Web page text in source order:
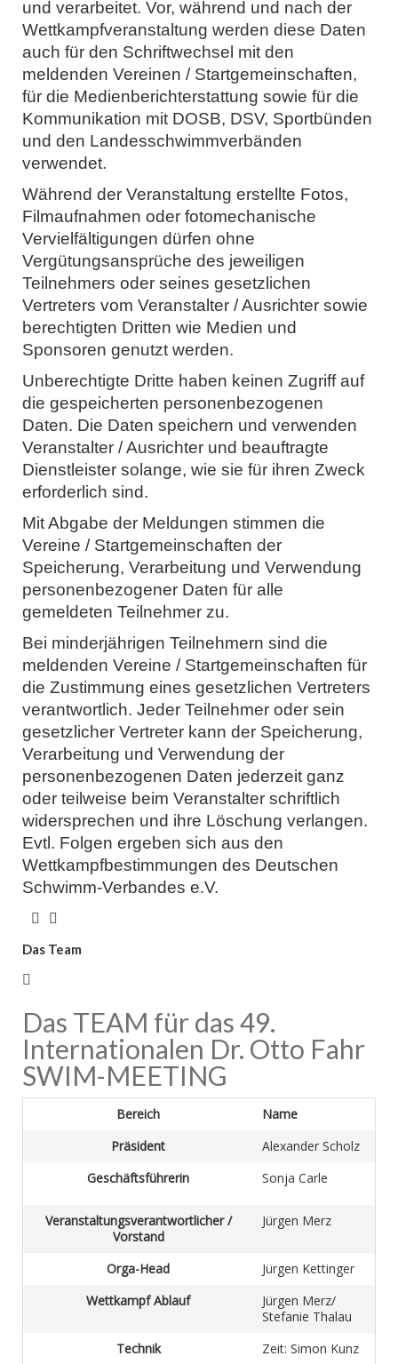
und verarbeitet. Vor, während und nach der
Wettkampfveranstaltung werden diese Daten
auch für den Schriftwechsel mit den
meldenden Vereinen / Startgemeinschaften,
für die Medienberichterstattung sowie für die
Kommunikation mit DOSB, DSV, Sportbünden
und den Landesschwimmverbänden
verwendet.
Während der Veranstaltung erstellte Fotos,
Filmaufnahmen oder fotomechanische
Vervielfältigungen dürfen ohne
Vergütungsansprüche des jeweiligen
Teilnehmers oder seines gesetzlichen
Vertreters vom Veranstalter / Ausrichter sowie
berechtigten Dritten wie Medien und
Sponsoren genutzt werden.
Unberechtigte Dritte haben keinen Zugriff auf
die gespeicherten personenbezogenen
Daten. Die Daten speichern und verwenden
Veranstalter / Ausrichter und beauftragte
Dienstleister solange, wie sie für ihren Zweck
erforderlich sind.
Mit Abgabe der Meldungen stimmen die
Vereine / Startgemeinschaften der
Speicherung, Verarbeitung und Verwendung
personenbezogener Daten für alle
gemeldeten Teilnehmer zu.
Bei minderjährigen Teilnehmern sind die
meldenden Vereine / Startgemeinschaften für
die Zustimmung eines gesetzlichen Vertreters
verantwortlich. Jeder Teilnehmer oder sein
gesetzlicher Vertreter kann der Speicherung,
Verarbeitung und Verwendung der
personenbezogenen Daten jederzeit ganz
oder teilweise beim Veranstalter schriftlich
widersprechen und ihre Löschung verlangen.
Evtl. Folgen ergeben sich aus den
Wettkampfbestimmungen des Deutschen
Schwimm-Verbandes e.V.
Das Team
Das TEAM für das 49.
Internationalen Dr. Otto Fahr
SWIM-MEETING
Bereich
Name
Präsident
Alexander Scholz
Geschäftsführerin
Sonja Carle
Veranstaltungsverantwortlicher /
Vorstand
Jürgen Merz
Orga-Head
Jürgen Kettinger
WettkampfAblauf
Jürgen Merz/
Stefanie Thalau
Technik
Zeit: Simon Kunz